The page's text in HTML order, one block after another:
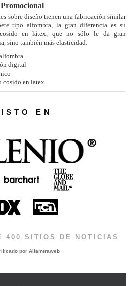
sobre diseño tienen una fabricación similar
tipo alfombra, la gran diferencia es su
en látex, que no sólo le da gran
sino también más elasticidad.
digital
cosido en latex
EN
400 SITIOS DE NOTICIAS
porAltamiraweb